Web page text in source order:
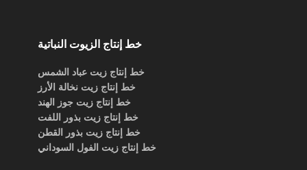
خط إنتاج الزيوت النباتية
خط إنتاج زيت عباد الشمس
خط إنتاج زيت نخالة الأرز
خط إنتاج زيت جوز الهند
خط إنتاج زيت بذور اللفت
خط إنتاج زيت بذور القطن
خط إنتاج زيت الفول السوداني